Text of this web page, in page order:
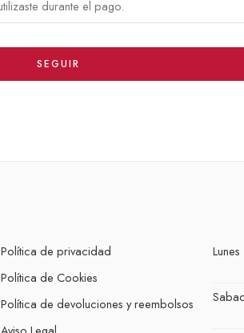
SEGUIR
Política de privacidad
Política de Cookies
Política de devoluciones y reembolsos